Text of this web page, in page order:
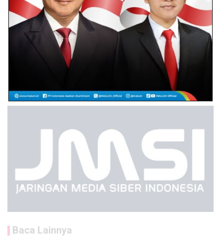
Baca Lainnya